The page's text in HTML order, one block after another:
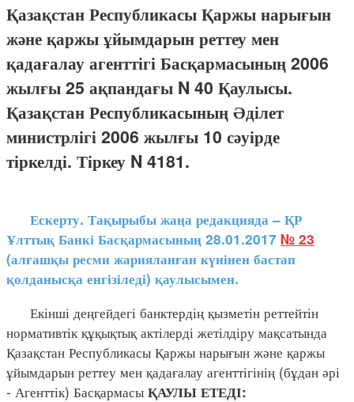
Қазақстан Республикасы Қаржы нарығын
және қаржы ұйымдарын реттеу мен
қадағалау агенттігі Басқармасының 2006
жылғы 25 ақпандағы N 40 Қаулысы.
Қазақстан Республикасының Әділет
министрлігі 2006 жылғы 10 сәуірде
тіркелді. Тіркеу N 4181.
Ескерту. Тақырыбы жаңа редакцияда – ҚР
Ұлттық Банкі Басқармасының 28.01.2017 № 23
(алғашқы ресми жарияланған күнінен бастап
қолданысқа енгізіледі) қаулысымен.
Екінші деңгейдегі банктердің қызметін реттейтін
нормативтік құқықтық актілерді жетілдіру мақсатында
Қазақстан Республикасы Қаржы нарығын және қаржы
ұйымдарын реттеу мен қадағалау агенттігінің (бұдан әрі
- Агенттік) Басқармасы ҚАУЛЫ ЕТЕДІ: